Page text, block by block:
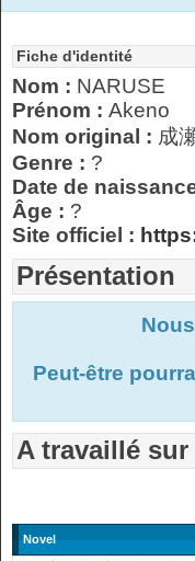
Fiche d'identité
Nom : NARUSE
Prénom : Akeno
Nom original : 成
Genre : ?
Date de
Âge : ?
Site officiel :
Présentation
Peut-être
A travaillé sur
Novel